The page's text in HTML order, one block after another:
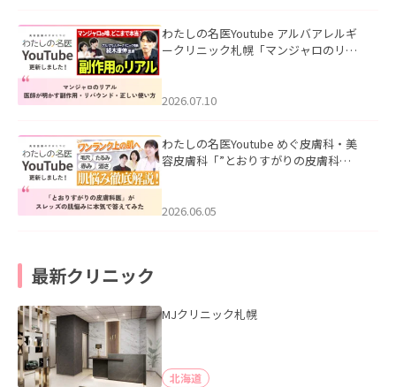
わたしの名医Youtube アルバアレルギ
ークリニック札幌「マンジャロのリア
た。
2026.07.10
わたしの名医Youtube めぐ皮膚科・美
容皮膚科「”とおりすがりの皮膚科
2026.06.05
最新クリニック
MJクリニック札幌
北海道